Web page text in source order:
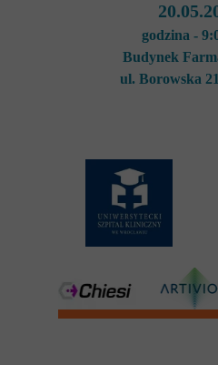
godzina -
Budynek
ul. Borowska